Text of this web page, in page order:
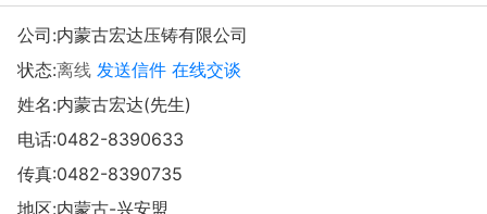
公司:内蒙古宏达压铸有限公司
状态:离线 发送信件 在线交谈
姓名:内蒙古宏达(先生)
电话:0482-8390633
传真:0482-8390735
地区:内蒙古-兴安盟